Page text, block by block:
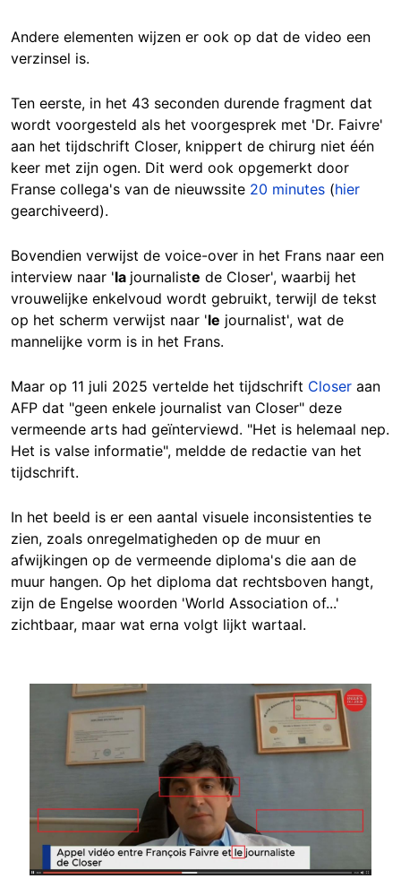
Andere elementen wijzen er ook op dat de video een
verzinsel is.
Ten eerste, in het 43 seconden durende fragment dat
wordt voorgesteld als het voorgesprek met 'Dr. Faivre'
aan het tijdschrift Closer, knippert de chirurg niet één
keer met zijn ogen. Dit werd ook opgemerkt door
Franse collega's van de nieuwssite 20 minutes (hier
gearchiveerd).
Bovendien verwijst de voice-over in het Frans naar een
interview naar 'la journaliste de Closer', waarbij het
vrouwelijke enkelvoud wordt gebruikt, terwijl de tekst
op het scherm verwijst naar 'le journalist', wat de
mannelijke vorm is in het Frans.
Maar op 11 juli 2025 vertelde het tijdschrift Closer aan
AFP dat "geen enkele journalist van Closer" deze
vermeende arts had geïnterviewd. "Het is helemaal nep.
Het is valse informatie", meldde de redactie van het
tijdschrift.
In het beeld is er een aantal visuele inconsistenties te
zien, zoals onregelmatigheden op de muur en
afwijkingen op de vermeende diploma's die aan de
muur hangen. Op het diploma dat rechtsboven hangt,
zijn de Engelse woorden 'World Association of...'
zichtbaar, maar wat erna volgt lijkt wartaal.